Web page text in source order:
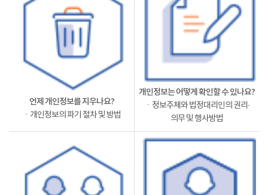
언제 개인정보를 지우나요?
ㆍ개인정보의 파기 절차 및 방법
개인정보는 어떻게 확인할 수 있나요?
ㆍ정보주체와 법정대리인의 권리·
의무 및 행사방법